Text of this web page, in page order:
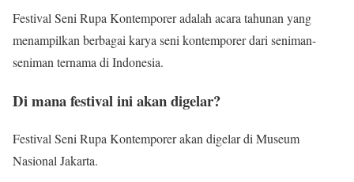
Festival Seni Rupa Kontemporer adalah acara tahunan yang
menampilkan berbagai karya seni kontemporer dari seniman-
seniman ternama di Indonesia.
Di mana festival ini akan digelar?
Festival Seni Rupa Kontemporer akan digelar di Museum
Nasional Jakarta.